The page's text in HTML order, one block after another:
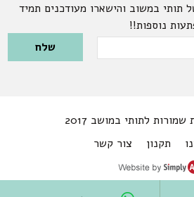
תותי במשוב והישארו מעודכנים תמיד
נוספות!!
לתותי במושב 2017
תקנון צור קשר